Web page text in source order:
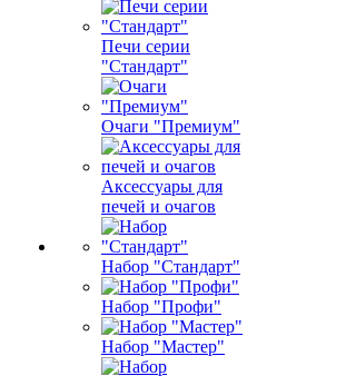
Печи серии
"Стандарт"
Очаги "Премиум"
Аксессуары для
печей и очагов
Набор "Стандарт"
Набор "Профи"
Набор "Мастер"